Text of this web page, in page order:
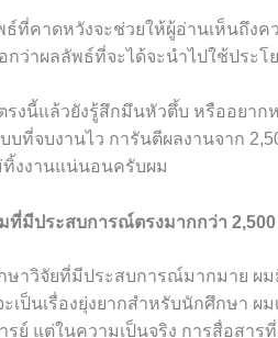
ธ์ที่คาดหวังจะช่วยให้ผู้อ่านเห็นถึง
กว่าผลลัพธ์ที่จะได้จะนำไปใช้ประโ
รงนี้แล้วยังรู้สึกมึนหัวตึ้บ หรืออยาก
บที่จบงานไว การันตีผลงานจาก
ทิ้งงานแน่นอนครับผม
ที่มีประสบการณ์ตรงมากกว่า 2,500
ษาวิจัยที่มีประสบการณ์มากมาย ผ
เป็นเรื่องยุ่งยากสำหรับนักศึกษา
รย์ แต่ในความเป็นจริง การสื่อสาร